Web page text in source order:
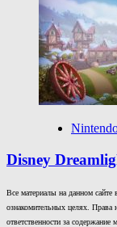
Disney
Все материалы на данном
ознакомительных целях. Права
ответственности за содержание